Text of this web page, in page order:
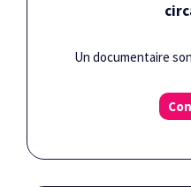
Un documentaire